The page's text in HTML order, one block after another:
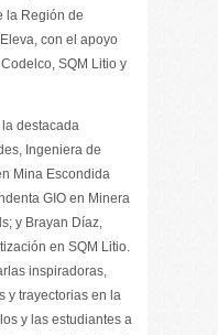
la Región de
con el apoyo
SQM Litio y
la destacada
Ingeniera de
Mina Escondida
GIO en Minera
y Brayan Díaz,
en SQM Litio.
inspiradoras,
y trayectorias en la
y las estudiantes a